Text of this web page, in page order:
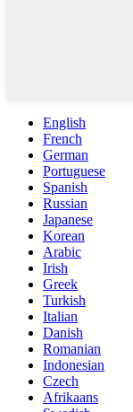
English
French
German
Portuguese
Spanish
Russian
Japanese
Korean
Arabic
Irish
Greek
Turkish
Italian
Danish
Romanian
Indonesian
Czech
Afrikaans